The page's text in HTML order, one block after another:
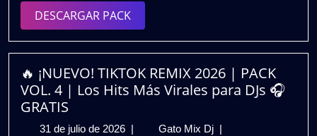
𝐃𝐄𝐒𝐂𝐀𝐑𝐆𝐀
𝐆𝐑𝐀𝐓𝐈𝐒
DESCARGAR PACKDESCARGAR
PACK
🔥 ¡NUEVO! TIKTOK REMIX 2026 | PACK
VOL. 4 | Los Hits Más Virales para DJs 🎧
GRATIS
31 de julio de 2026 31| Gato Mix Dj 🔥|